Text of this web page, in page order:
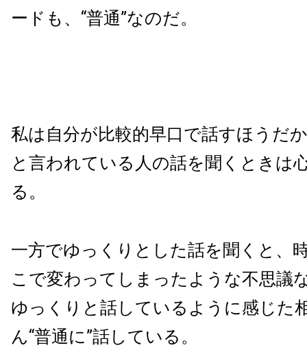
ードも、“普通”なのだ。
私は自分が比較的早口で話すほうだ
と言われている人の話を聞くときは
る。
一方でゆっくりとした話を聞くと、
こで変わってしまったような不思議
ゆっくりと話しているように感じた
ん“普通に”話している。